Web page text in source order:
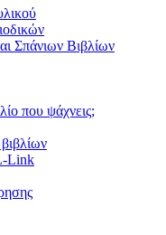
Σπάνιων Βιβλίων
που ψάχνεις;
Link